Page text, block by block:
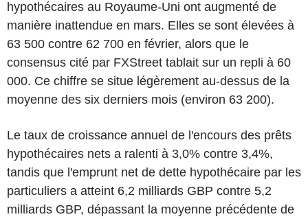
hypothécaires au Royaume-Uni ont augmenté de
manière inattendue en mars. Elles se sont élevées à
63 500 contre 62 700 en février, alors que le
consensus cité par FXStreet tablait sur un repli à 60
000. Ce chiffre se situe légèrement au-dessus de la
moyenne des six derniers mois (environ 63 200).
Le taux de croissance annuel de l'encours des prêts
hypothécaires nets a ralenti à 3,0% contre 3,4%,
tandis que l'emprunt net de dette hypothécaire par les
particuliers a atteint 6,2 milliards GBP contre 5,2
milliards GBP, dépassant la moyenne précédente de